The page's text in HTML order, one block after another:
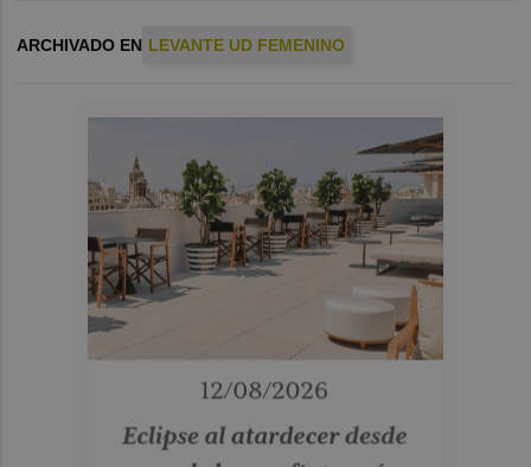
ARCHIVADO EN LEVANTE UD FEMENINO